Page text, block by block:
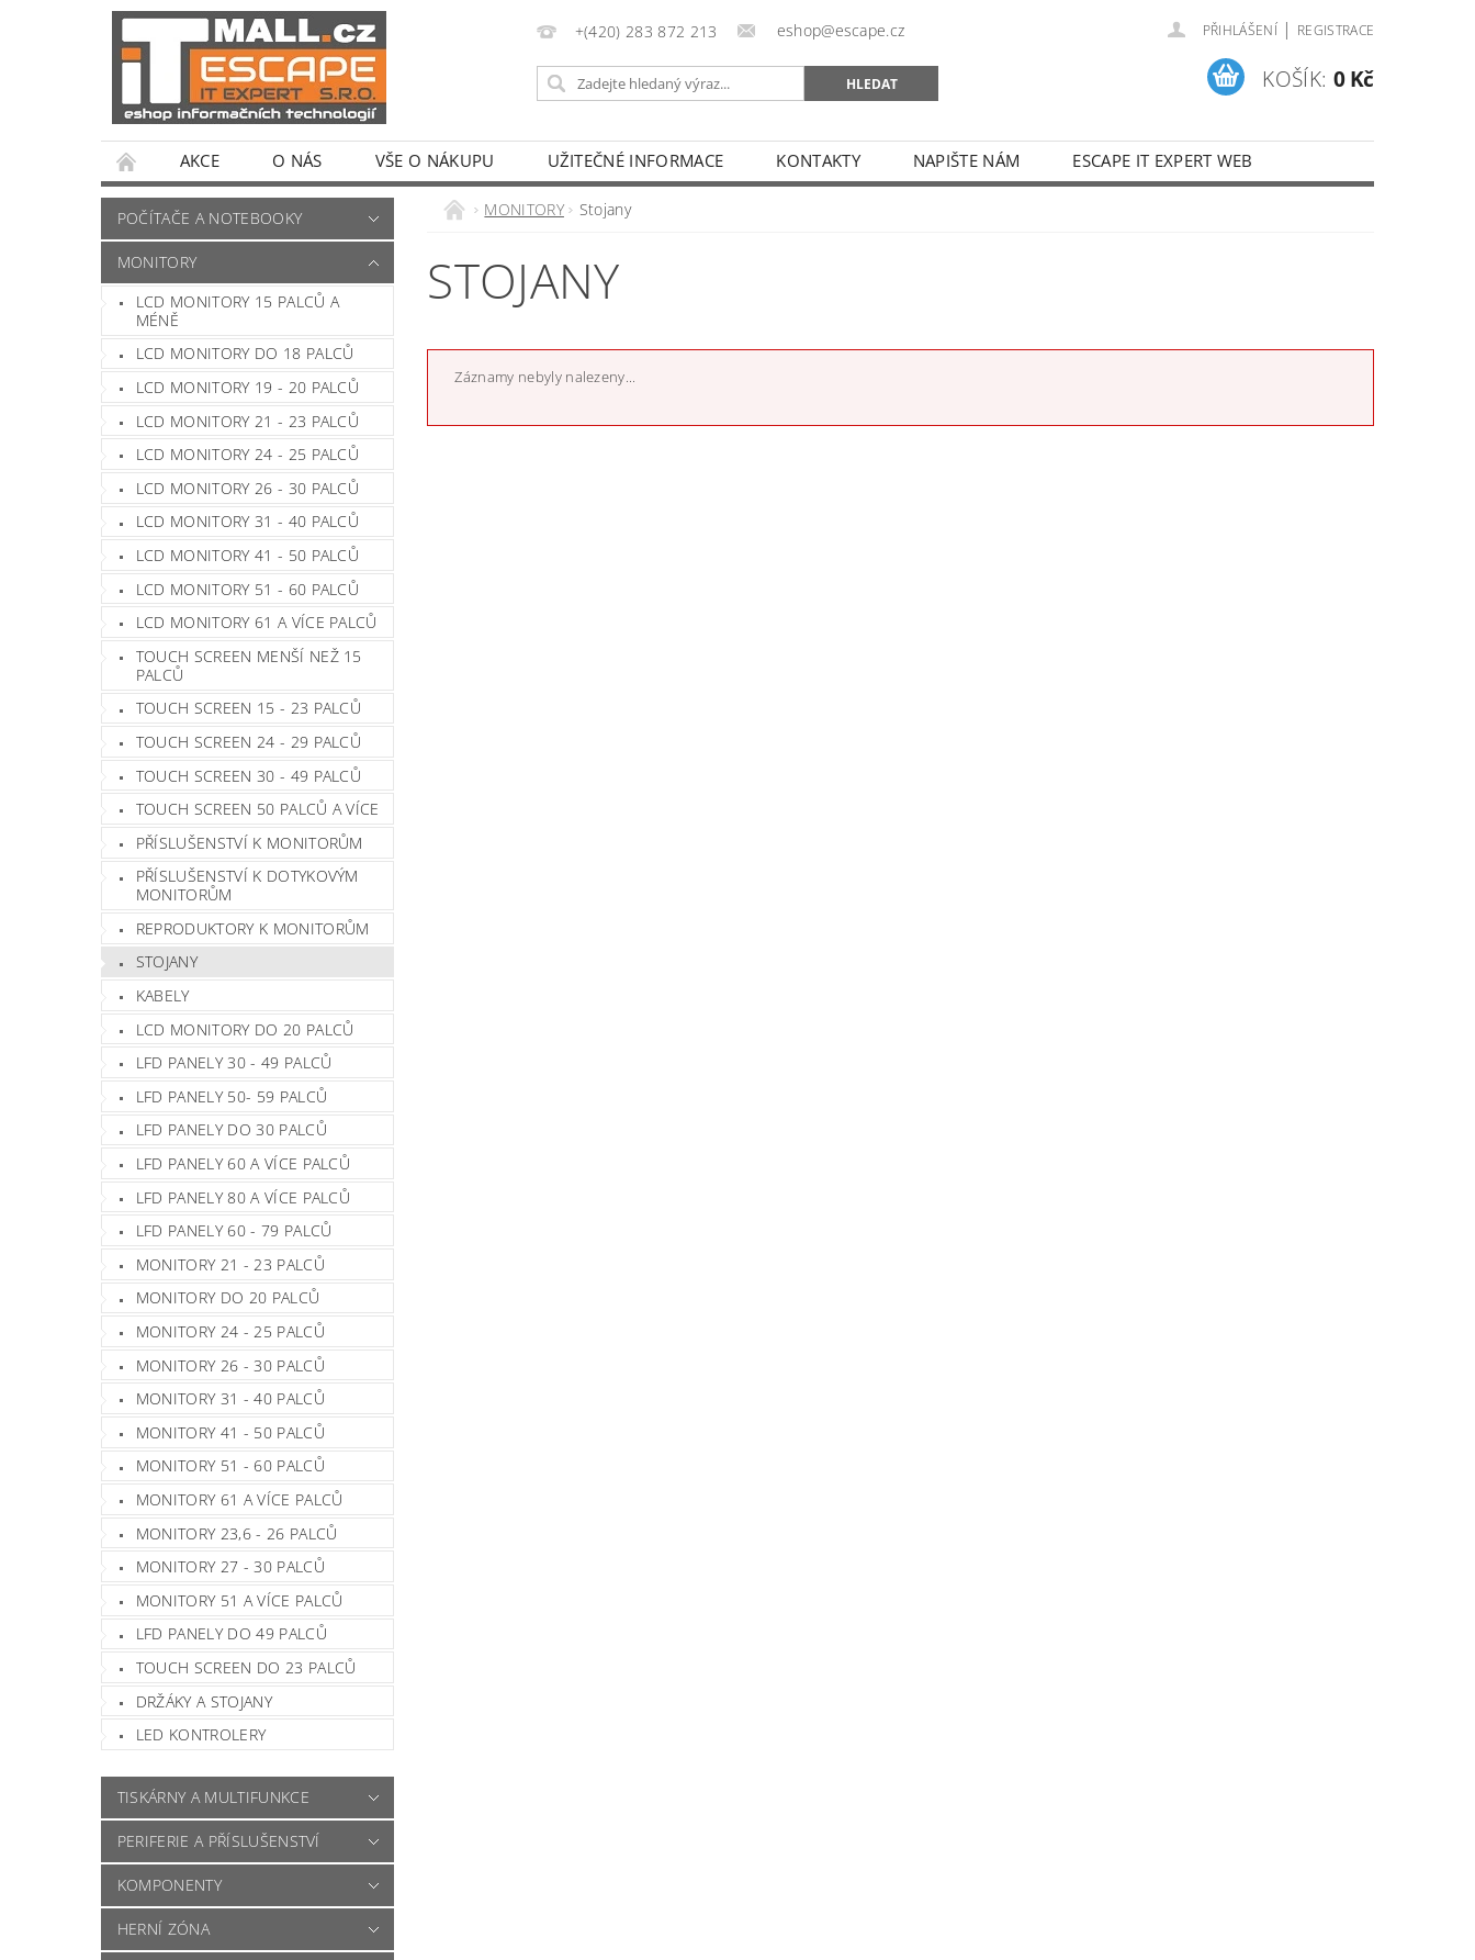
+(420) 283 872 213 eshop@escape.cz PŘIHLÁŠENÍ | REGISTRACE
KOŠÍK: 0 Kč
AKCE O NÁS VŠE O NÁKUPU UŽITEČNÉ INFORMACE KONTAKTY NAPIŠTE NÁM ESCAPE IT EXPERT WEB
POČÍTAČE A NOTEBOOKY
MONITORY
LCD MONITORY 15 PALCŮ A
MÉNĚ
LCD MONITORY DO 18 PALCŮ
LCD MONITORY 19 - 20 PALCŮ
LCD MONITORY 21 - 23 PALCŮ
LCD MONITORY 24 - 25 PALCŮ
LCD MONITORY 26 - 30 PALCŮ
LCD MONITORY 31 - 40 PALCŮ
LCD MONITORY 41 - 50 PALCŮ
LCD MONITORY 51 - 60 PALCŮ
LCD MONITORY 61 A VÍCE PALCŮ
TOUCH SCREEN MENŠÍ NEŽ 15
PALCŮ
TOUCH SCREEN 15 - 23 PALCŮ
TOUCH SCREEN 24 - 29 PALCŮ
TOUCH SCREEN 30 - 49 PALCŮ
TOUCH SCREEN 50 PALCŮ A VÍCE
PŘÍSLUŠENSTVÍ K MONITORŮM
PŘÍSLUŠENSTVÍ K DOTYKOVÝM
MONITORŮM
REPRODUKTORY K MONITORŮM
STOJANY
KABELY
LCD MONITORY DO 20 PALCŮ
LFD PANELY 30 - 49 PALCŮ
LFD PANELY 50- 59 PALCŮ
LFD PANELY DO 30 PALCŮ
LFD PANELY 60 A VÍCE PALCŮ
LFD PANELY 80 A VÍCE PALCŮ
LFD PANELY 60 - 79 PALCŮ
MONITORY 21 - 23 PALCŮ
MONITORY DO 20 PALCŮ
MONITORY 24 - 25 PALCŮ
MONITORY 26 - 30 PALCŮ
MONITORY 31 - 40 PALCŮ
MONITORY 41 - 50 PALCŮ
MONITORY 51 - 60 PALCŮ
MONITORY 61 A VÍCE PALCŮ
MONITORY 23,6 - 26 PALCŮ
MONITORY 27 - 30 PALCŮ
MONITORY 51 A VÍCE PALCŮ
LFD PANELY DO 49 PALCŮ
TOUCH SCREEN DO 23 PALCŮ
DRŽÁKY A STOJANY
LED KONTROLERY
TISKÁRNY A MULTIFUNKCE
PERIFERIE A PŘÍSLUŠENSTVÍ
KOMPONENTY
HERNÍ ZÓNA
MONITORY Stojany
STOJANY
Záznamy nebyly nalezeny...